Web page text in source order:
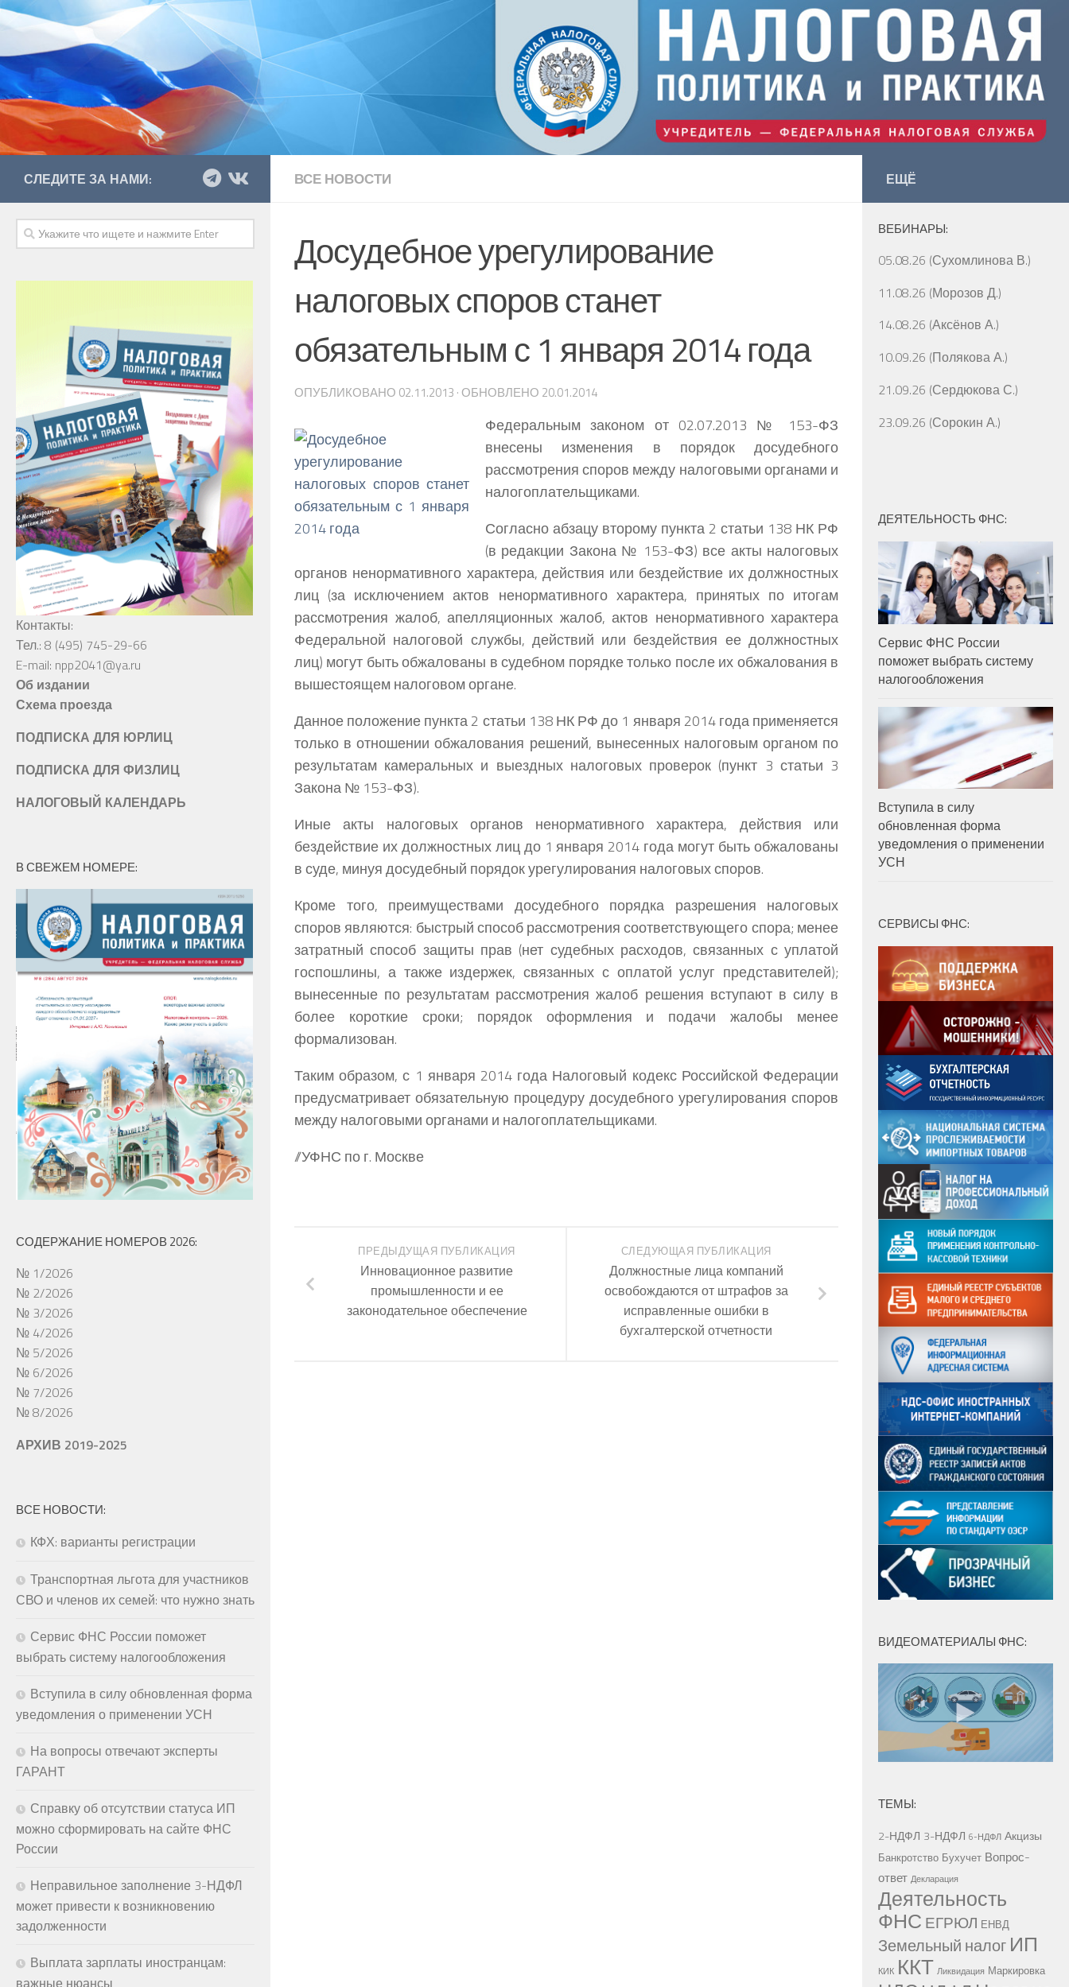
ВСЕ НОВОСТИ
Досудебное урегулирование
налоговых споров станет
обязательным с 1 января 2014 года
ОПУБЛИКОВАНО 02.11.2013 · ОБНОВЛЕНО 20.01.2014
Федеральным законом от 02.07.2013 № 153-ФЗ
внесены изменения в порядок досудебного
рассмотрения споров между налоговыми органами и
налогоплательщиками.
Согласно абзацу второму пункта 2 статьи 138 НК РФ
(в редакции Закона № 153-ФЗ) все акты налоговых
органов ненормативного характера, действия или бездействие их должностных
лиц (за исключением актов ненормативного характера, принятых по итогам
рассмотрения жалоб, апелляционных жалоб, актов ненормативного характера
Федеральной налоговой службы, действий или бездействия ее должностных
лиц) могут быть обжалованы в судебном порядке только после их обжалования в
вышестоящем налоговом органе.
Данное положение пункта 2 статьи 138 НК РФ до 1 января 2014 года применяется
только в отношении обжалования решений, вынесенных налоговым органом по
результатам камеральных и выездных налоговых проверок (пункт 3 статьи 3
Закона № 153-ФЗ).
Иные акты налоговых органов ненормативного характера, действия или
бездействие их должностных лиц до 1 января 2014 года могут быть обжалованы
в суде, минуя досудебный порядок урегулирования налоговых споров.
Кроме того, преимуществами досудебного порядка разрешения налоговых
споров являются: быстрый способ рассмотрения соответствующего спора; менее
затратный способ защиты прав (нет судебных расходов, связанных с уплатой
госпошлины, а также издержек, связанных с оплатой услуг представителей);
вынесенные по результатам рассмотрения жалоб решения вступают в силу в
более короткие сроки; порядок оформления и подачи жалобы менее
формализован.
Таким образом, с 1 января 2014 года Налоговый кодекс Российской Федерации
предусматривает обязательную процедуру досудебного урегулирования споров
между налоговыми органами и налогоплательщиками.
//УФНС по г. Москве
СЛЕДУЮЩАЯ ПУБЛИКАЦИЯ
Должностные лица компаний
освобождаются от штрафов за
исправленные ошибки в
бухгалтерской отчетности
ПРЕДЫДУЩАЯ ПУБЛИКАЦИЯ
Инновационное развитие
промышленности и ее
законодательное обеспечение
СЛЕДИТЕ ЗА НАМИ:
Контакты:
Тел.: 8 (495) 745-29-66
E-mail: npp2041@ya.ru
Об издании
Схема проезда
ПОДПИСКА ДЛЯ ЮРЛИЦ
ПОДПИСКА ДЛЯ ФИЗЛИЦ
НАЛОГОВЫЙ КАЛЕНДАРЬ
В СВЕЖЕМ НОМЕРЕ:
СОДЕРЖАНИЕ НОМЕРОВ 2026:
№ 1/2026
№ 2/2026
№ 3/2026
№ 4/2026
№ 5/2026
№ 6/2026
№ 7/2026
№ 8/2026
АРХИВ 2019-2025
ВСЕ НОВОСТИ:
КФХ: варианты регистрации
Транспортная льгота для участников
СВО и членов их семей: что нужно знать
Сервис ФНС России поможет
выбрать систему налогообложения
Вступила в силу обновленная форма
уведомления о применении УСН
На вопросы отвечают эксперты
ГАРАНТ
Справку об отсутствии статуса ИП
можно сформировать на сайте ФНС
России
Неправильное заполнение 3-НДФЛ
может привести к возникновению
задолженности
Выплата зарплаты иностранцам:
важные нюансы
ЕЩЁ
ВЕБИНАРЫ:
05.08.26 (Сухомлинова В.)
11.08.26 (Морозов Д.)
14.08.26 (Аксёнов А.)
10.09.26 (Полякова А.)
21.09.26 (Сердюкова С.)
23.09.26 (Сорокин А.)
ДЕЯТЕЛЬНОСТЬ ФНС:
Сервис ФНС России
поможет выбрать систему
налогообложения
Вступила в силу
обновленная форма
уведомления о применении
УСН
СЕРВИСЫ ФНС:
ВИДЕОМАТЕРИАЛЫ ФНС:
ТЕМЫ:
2-НДФЛ 3-НДФЛ 6-НДФЛ Акцизы
Банкротство Бухучет Вопрос-
ответ Декларация
Деятельность
ФНС ЕГРЮЛ ЕНВД
Земельный налог ИП
КИК ККТ Ликвидация Маркировка